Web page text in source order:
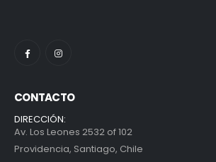
CONTACTO
DIRECCIÓN:
Av. Los Leones 2532 of 102
Providencia, Santiago, Chile